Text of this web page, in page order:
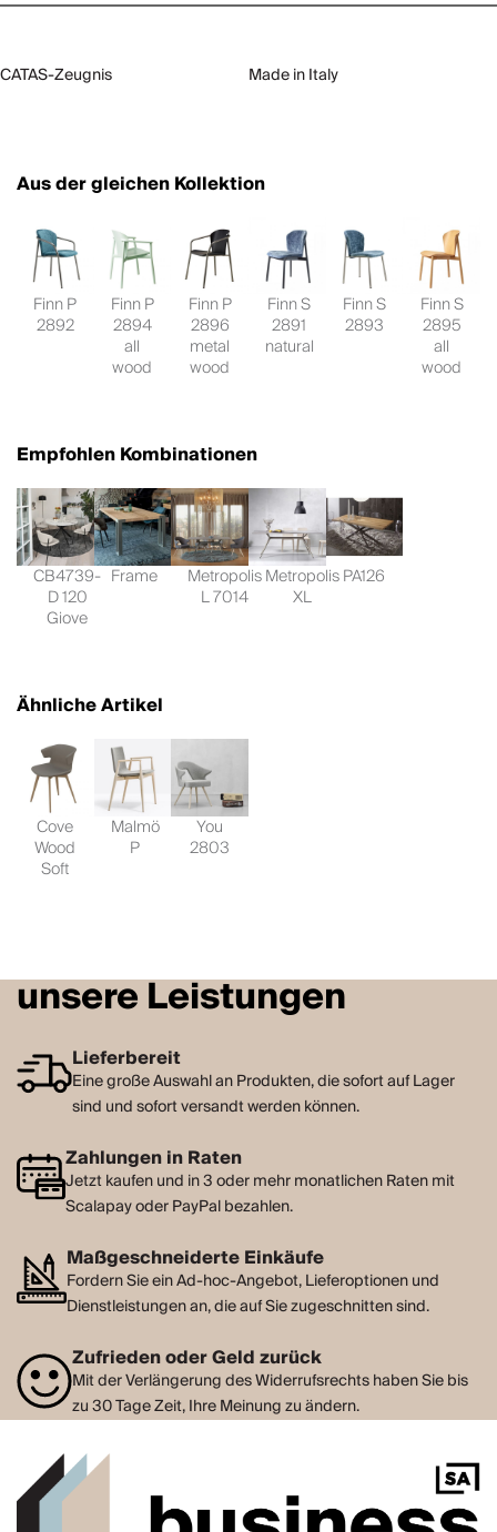
CATAS-Zeugnis Made in Italy
Aus der gleichen Kollektion
Finn P
2892
Finn P
2894
all
wood
Finn P
2896
metal
wood
Finn S
2891
natural
Finn S
2893
Finn S
2895
all
wood
Empfohlen Kombinationen
CB4739-
D 120
Giove
Frame Metropolis
L 7014
Metropolis
XL
PA126
Ähnliche Artikel
Cove
Wood
Soft
Malmö
P
You
2803
unsere Leistungen
Lieferbereit
Eine große Auswahl an Produkten, die sofort auf Lager
sind und sofort versandt werden können.
Zahlungen in Raten
Jetzt kaufen und in 3 oder mehr monatlichen Raten mit
Scalapay oder PayPal bezahlen.
Maßgeschneiderte Einkäufe
Fordern Sie ein Ad-hoc-Angebot, Lieferoptionen und
Dienstleistungen an, die auf Sie zugeschnitten sind.
Zufrieden oder Geld zurück
Mit der Verlängerung des Widerrufsrechts haben Sie bis
zu 30 Tage Zeit, Ihre Meinung zu ändern.